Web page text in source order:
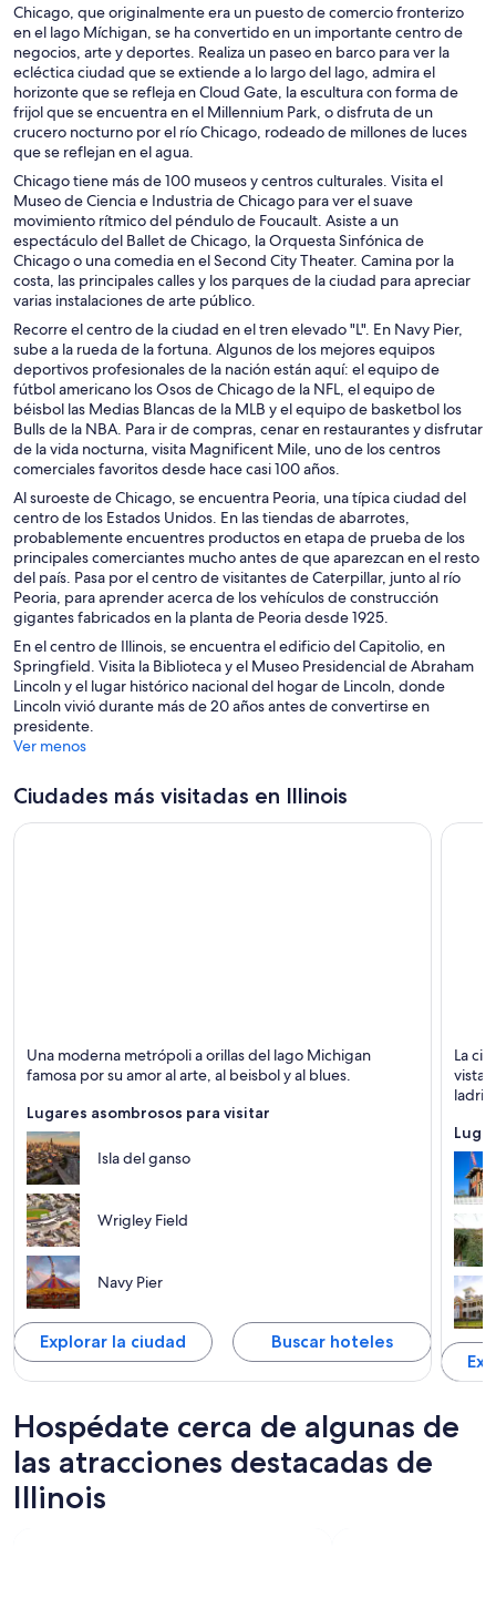
Chicago, que originalmente era un puesto de comercio fronterizo
en el lago Míchigan, se ha convertido en un importante centro de
negocios, arte y deportes. Realiza un paseo en barco para ver la
ecléctica ciudad que se extiende a lo largo del lago, admira el
horizonte que se refleja en Cloud Gate, la escultura con forma de
frijol que se encuentra en el Millennium Park, o disfruta de un
crucero nocturno por el río Chicago, rodeado de millones de luces
que se reflejan en el agua.
Chicago tiene más de 100 museos y centros culturales. Visita el
Museo de Ciencia e Industria de Chicago para ver el suave
movimiento rítmico del péndulo de Foucault. Asiste a un
espectáculo del Ballet de Chicago, la Orquesta Sinfónica de
Chicago o una comedia en el Second City Theater. Camina por la
costa, las principales calles y los parques de la ciudad para apreciar
varias instalaciones de arte público.
Recorre el centro de la ciudad en el tren elevado "L". En Navy Pier,
sube a la rueda de la fortuna. Algunos de los mejores equipos
deportivos profesionales de la nación están aquí: el equipo de
fútbol americano los Osos de Chicago de la NFL, el equipo de
béisbol las Medias Blancas de la MLB y el equipo de basketbol los
Bulls de la NBA. Para ir de compras, cenar en restaurantes y disfrutar
de la vida nocturna, visita Magnificent Mile, uno de los centros
comerciales favoritos desde hace casi 100 años.
Al suroeste de Chicago, se encuentra Peoria, una típica ciudad del
centro de los Estados Unidos. En las tiendas de abarrotes,
probablemente encuentres productos en etapa de prueba de los
principales comerciantes mucho antes de que aparezcan en el resto
del país. Pasa por el centro de visitantes de Caterpillar, junto al río
Peoria, para aprender acerca de los vehículos de construcción
gigantes fabricados en la planta de Peoria desde 1925.
En el centro de Illinois, se encuentra el edificio del Capitolio, en
Springfield. Visita la Biblioteca y el Museo Presidencial de Abraham
Lincoln y el lugar histórico nacional del hogar de Lincoln, donde
Lincoln vivió durante más de 20 años antes de convertirse en
presidente.
Ver menos
Ciudades más visitadas en Illinois
Teatros, Museos y Arte
Una moderna metrópoli a orillas del lago Michigan
famosa por su amor al arte, al beisbol y al blues.
Lugares asombrosos para visitar
Isla del ganso
Wrigley Field
Navy Pier
Explorar la ciudad Buscar hoteles
Ríos,
La
Hospédate cerca de algunas de
las atracciones destacadas de
Illinois